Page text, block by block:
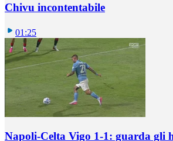
Chivu incontentabile
01:25
Napoli-Celta Vigo 1-1: guarda gli